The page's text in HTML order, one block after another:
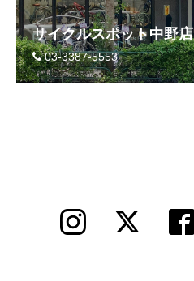
店舗ブログ
イベント
求人情報
サイクルスポット中野店
03-3387-5553